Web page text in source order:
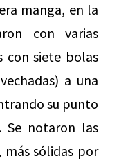
manga, en la
con varias
con siete bolas
a una
su punto
Se notaron las
más sólidas por